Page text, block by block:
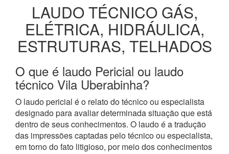
LAUDO TÉCNICO GÁS,
ELÉTRICA, HIDRÁULICA,
ESTRUTURAS, TELHADOS
O que é laudo Pericial ou laudo
técnico Vila Uberabinha?
O laudo pericial é o relato do técnico ou especialista
designado para avaliar determinada situação que está
dentro de seus conhecimentos. O laudo é a tradução
das impressões captadas pelo técnico ou especialista,
em torno do fato litigioso, por meio dos conhecimentos